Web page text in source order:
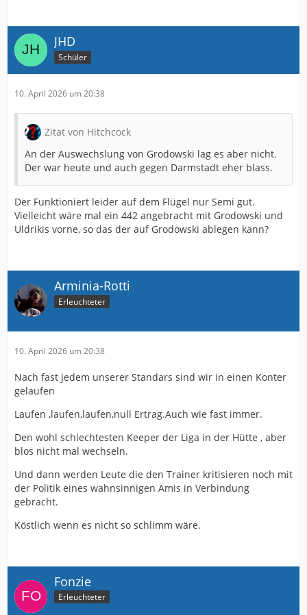
JHD
Schüler
10. April 2026 um 20:38
Zitat von Hitchcock
An der Auswechslung von Grodowski lag es aber nicht.
Der war heute und auch gegen Darmstadt eher blass.
Der Funktioniert leider auf dem Flügel nur Semi gut.
Vielleicht wäre mal ein 442 angebracht mit Grodowski und
Uldrikis vorne, so das der auf Grodowski ablegen kann?
Arminia-Rotti
Erleuchteter
10. April 2026 um 20:38
Nach fast jedem unserer Standars sind wir in einen Konter
gelaufen
Laufen ,laufen,laufen,null Ertrag.Auch wie fast immer.
Den wohl schlechtesten Keeper der Liga in der Hütte , aber
blos nicht mal wechseln.
Und dann werden Leute die den Trainer kritisieren noch mit
der Politik eines wahnsinnigen Amis in Verbindung
gebracht.
Köstlich wenn es nicht so schlimm wäre.
Fonzie
Erleuchteter